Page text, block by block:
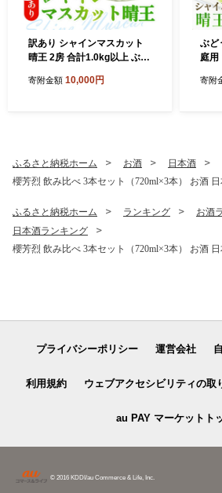
訳あり シャインマスカット
晴王 2房 合計1.0kg以上 ぶど
岡山 岡山県産 桃太郎御一行
寄附金額 10,000円
ぶど
庭用
岡山
寄附
ふるさと納税ホーム お酒
日本酒
櫻芳烈 飲み比べ 3本セット（720ml×3本） お酒
ふるさと納税ホーム ランキング
お酒
日本酒ランキング
櫻芳烈 飲み比べ 3本セット（720ml×3本） お酒
プライバシーポリシー 運営会社
利用規約 ウェブアクセシビリティの取
au PAY マーケットト
© 2016 KDDI/au Commerce & Life, Inc.